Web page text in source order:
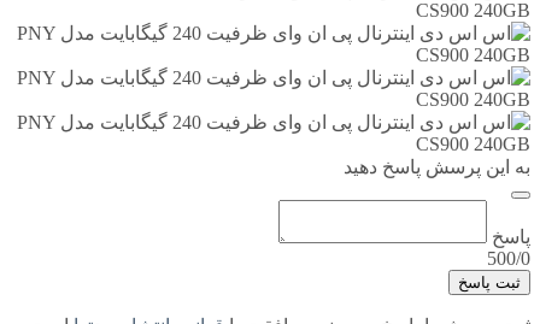
به این پرسش پاسخ دهید
پاسخ
500/0
ثبت پاسخ